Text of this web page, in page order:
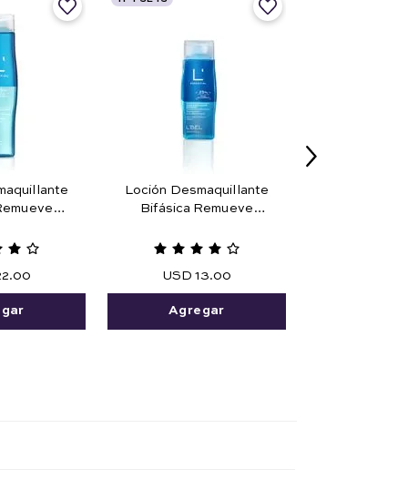
ml
.00
Loción Desmaquillante
Bifásica Remueve
Agua 45 ml.
USD 13.00
Agregar